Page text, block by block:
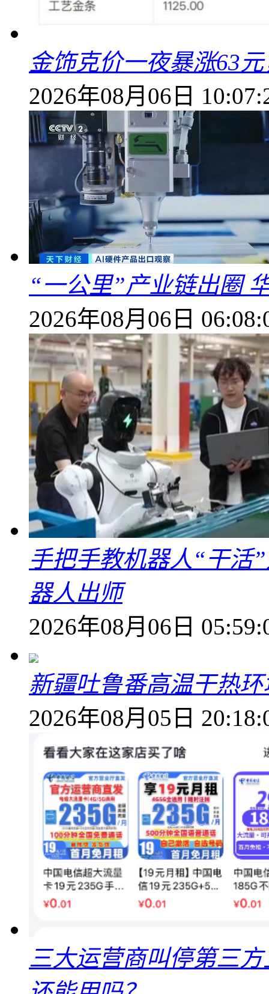
金饰克价一夜暴涨63
2026年08月06日
“一公里”产业链出圈
2026年08月06日
手把手教机器人“干活
器人出师
2026年08月06日
新疆吐鲁番高温干热
2026年08月05日
三大运营商叫停第三